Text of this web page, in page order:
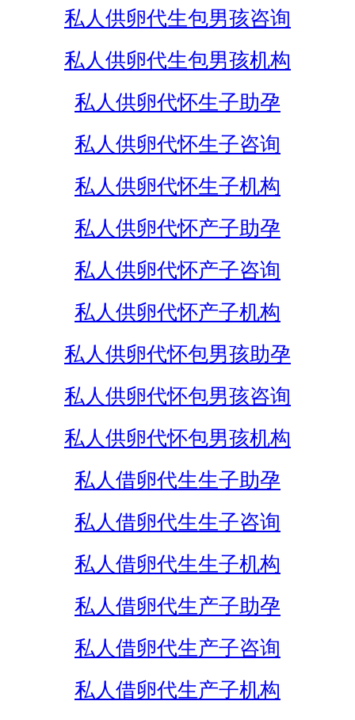
私人供卵代生包男孩咨询
私人供卵代生包男孩机构
私人供卵代怀生子助孕
私人供卵代怀生子咨询
私人供卵代怀生子机构
私人供卵代怀产子助孕
私人供卵代怀产子咨询
私人供卵代怀产子机构
私人供卵代怀包男孩助孕
私人供卵代怀包男孩咨询
私人供卵代怀包男孩机构
私人借卵代生生子助孕
私人借卵代生生子咨询
私人借卵代生生子机构
私人借卵代生产子助孕
私人借卵代生产子咨询
私人借卵代生产子机构